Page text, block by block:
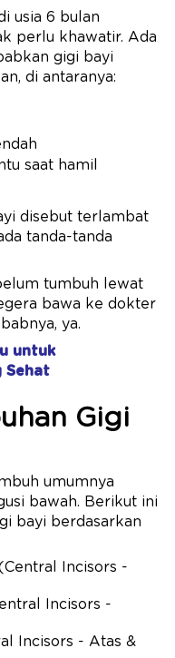
usia 6 bulan
perlu khawatir. Ada
gigi bayi
di antaranya:
saat hamil
disebut terlambat
tanda-tanda
tumbuh lewat
bawa ke dokter
ya.
untuk
Sehat
Gigi
umumnya
bawah. Berikut ini
bayi berdasarkan
Incisors -
Incisors -
Incisors - Atas &